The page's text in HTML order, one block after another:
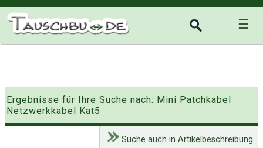
☰
Ergebnisse für Ihre Suche nach: Mini Patchkabel
Netzwerkkabel Kat5
Suche auch in Artikelbeschreibung